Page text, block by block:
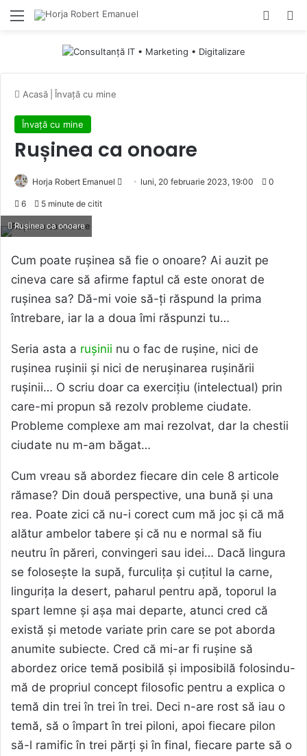
Menu
Acasă Învață cu mine
Învață cu mine
Rușinea ca onoare
Horja Robert Emanuel
Send luni, 20 februarie 2023, 19:00 0
6 5 minute de citit
Rușinea ca onoare
Cum poate rușinea să fie o onoare? Ai auzit pe
cineva care să afirme faptul că este onorat de
rușinea sa? Dă-mi voie să-ți răspund la prima
întrebare, iar la a doua îmi răspunzi tu…
Seria asta a rușinii nu o fac de rușine, nici de
rușinea rușinii și nici de nerușinarea rușinării
rușinii… O scriu doar ca exercițiu (intelectual) prin
care-mi propun să rezolv probleme ciudate.
Probleme complexe am mai rezolvat, dar la chestii
ciudate nu m-am băgat…
Cum vreau să abordez fiecare din cele 8 articole
rămase? Din două perspective, una bună și una
rea. Poate zici că nu-i corect cum mă joc și că mă
alătur ambelor tabere și că nu e normal să fiu
neutru în păreri, convingeri sau idei… Dacă lingura
se folosește la supă, furculița și cuțitul la carne,
lingurița la desert, paharul pentru apă, toporul la
spart lemne și așa mai departe, atunci cred că
există și metode variate prin care se pot aborda
anumite subiecte. Cred că mi-ar fi rușine să
abordez orice temă posibilă și imposibilă folosindu-
mă de propriul concept filosofic pentru a explica o
temă din trei în trei în trei. Deci n-are rost să iau o
temă, să o împart în trei piloni, apoi fiecare pilon
să-l ramific în trei părți și în final, fiecare parte să o